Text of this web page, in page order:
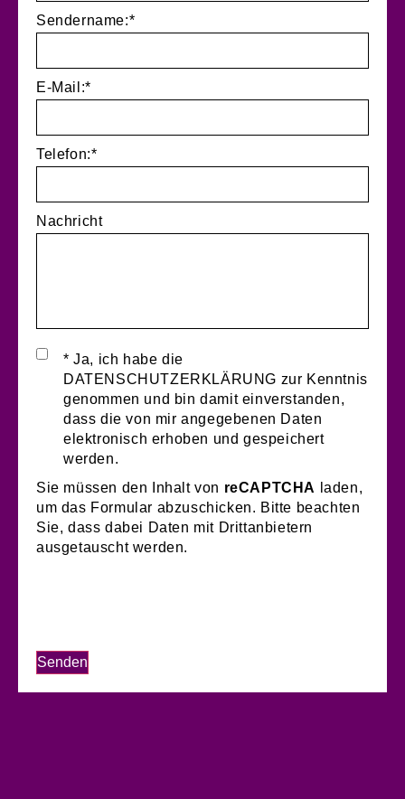
Sendername:*
E-Mail:*
Telefon:*
Nachricht
* Ja, ich habe die
DATENSCHUTZERKLÄRUNG zur Kenntnis
genommen und bin damit einverstanden,
dass die von mir angegebenen Daten
elektronisch erhoben und gespeichert
werden.
Sie müssen den Inhalt von reCAPTCHA
laden,
um das Formular abzuschicken. Bitte beachten
Sie, dass dabei Daten mit Drittanbietern
ausgetauscht werden.
Senden